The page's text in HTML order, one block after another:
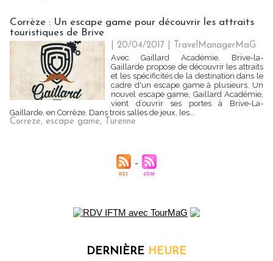
Corrèze : Un escape game pour découvrir les attraits
touristiques de Brive
| 20/04/2017
TravelManagerMaG
Avec Gaillard Académie, Brive-la-
Gaillarde propose de découvrir les attraits
et les spécificités de la destination dans le
cadre d'un escape game à plusieurs. Un
nouvel escape game, Gaillard Académie,
vient d’ouvrir ses portes à Brive-La-
Gaillarde, en Corrèze. Dans trois salles de jeux, les...
Correze, escape game, Turenne
DERNIÈRE HEURE